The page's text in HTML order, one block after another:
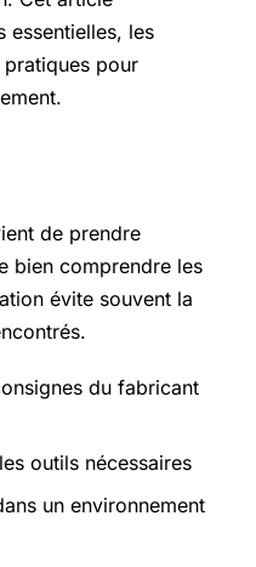
essentielles, les
pour
de prendre
bien comprendre les
évite souvent la
du fabricant
outils nécessaires
un environnement